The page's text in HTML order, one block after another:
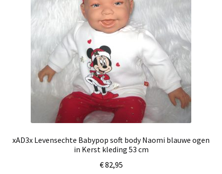
xAD3x Levensechte Babypop soft body Naomi blauwe ogen
in Kerst kleding 53 cm
€82,95